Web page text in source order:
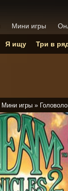
Мини игры »
Мини игры
Я ищу Три в